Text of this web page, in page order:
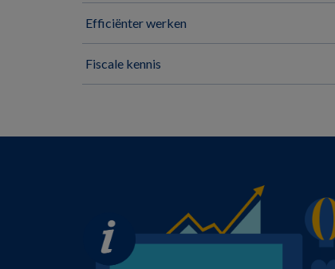
Efficiënter werken
Fiscale kennis